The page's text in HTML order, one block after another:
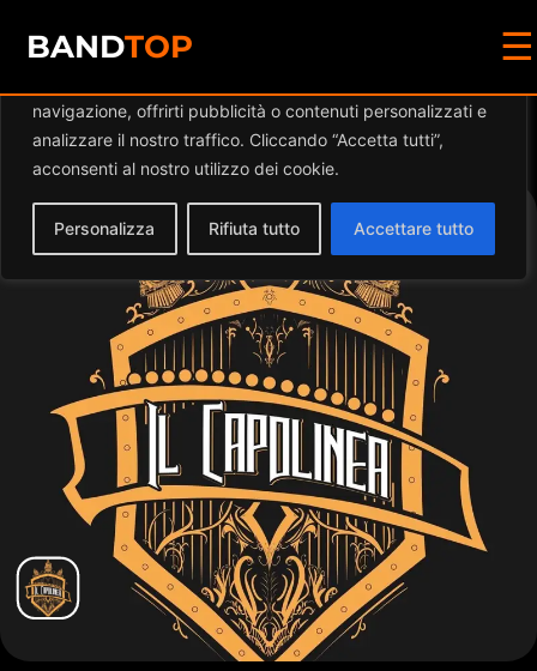
Diamo valore alla tua privacy
navigazione, offrirti pubblicità o contenuti personalizzati e
analizzare il nostro traffico. Cliccando “Accetta tutti”,
acconsenti al nostro utilizzo dei cookie.
Personalizza Rifiuta tutto Accettare tutto
BANDTOP ☰
Events at this location